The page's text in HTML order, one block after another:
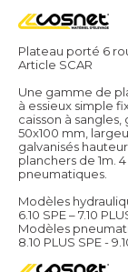
Plateau porté 6
Article SCAR
Une gamme de
à essieux simple
caisson à
50x100 mm,
galvanisés
planchers de 1m.
pneumatiques.
Modèles
6.10 SPE – 7.10
Modèles
8.10 PLUS SPE -